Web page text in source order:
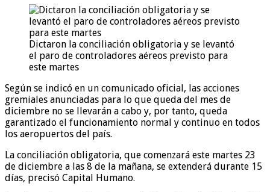
Dictaron la conciliación obligatoria y se levantó
el paro de controladores aéreos previsto para
este martes
Según se indicó en un comunicado oficial, las acciones
gremiales anunciadas para lo que queda del mes de
diciembre no se llevarán a cabo y, por tanto, queda
garantizado el funcionamiento normal y continuo en todos
los aeropuertos del país.
La conciliación obligatoria, que comenzará este martes 23
de diciembre a las 8 de la mañana, se extenderá durante 15
días, precisó Capital Humano.